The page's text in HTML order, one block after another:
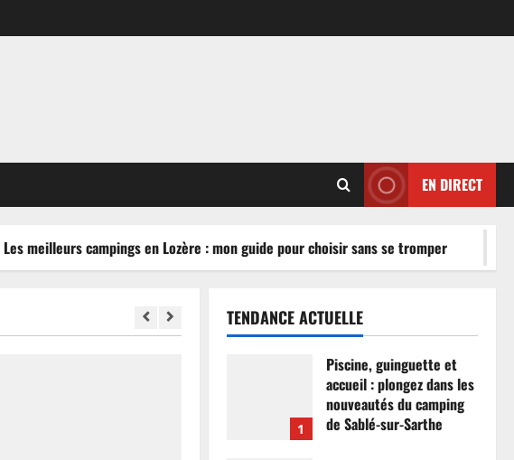
EN DIRECT
Les meilleurs campings en Lozère : mon guide pour choisir sans se tromper
TENDANCE ACTUELLE
1
Piscine, guinguette et
accueil : plongez dans les
nouveautés du camping
de Sablé-sur-Sarthe